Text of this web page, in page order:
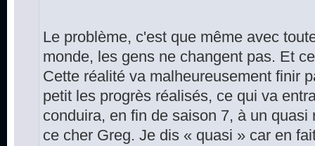
Le problème, c'est que même avec
monde, les gens ne changent pas. Et
Cette réalité va malheureusement finir
petit les progrès réalisés, ce qui va
conduira, en fin de saison 7, à un
ce cher Greg. Je dis « quasi » car en